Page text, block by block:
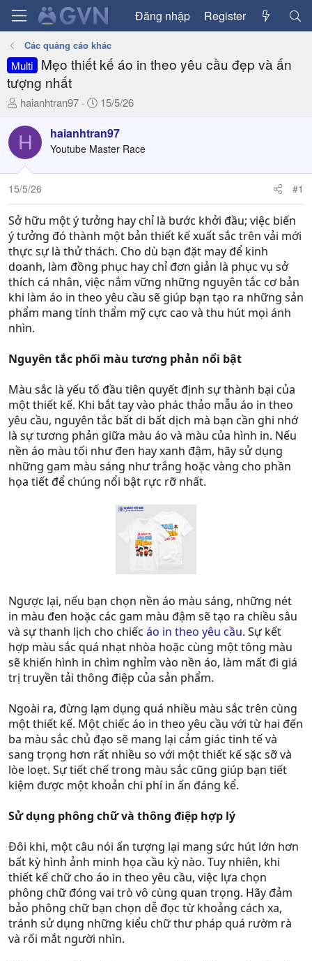
Đăng nhập Register
Các quảng cáo khác
Multi
Mẹo thiết kế áo in theo yêu cầu đẹp và ấn
tượng nhất
T
r
e
a
d
s
t
a
r
t
e
r
haianhtran97
N
à
y
ử
15/5/26
H haianhtran97
Youtube Master Race
15/5/26 #1
Sở hữu một ý tưởng hay chỉ là bước khởi đầu; việc biến
ý tưởng đó thành một bản thiết kế xuất sắc trên vải mới
thực sự là thử thách. Cho dù bạn đặt may để kinh
doanh, làm đồng phục hay chỉ đơn giản là phục vụ sở
thích cá nhân, việc nắm vững những nguyên tắc cơ bản
khi làm áo in theo yêu cầu sẽ giúp bạn tạo ra những sản
phẩm mang tính thẩm mỹ cực cao và thu hút mọi ánh
nhìn.
Nguyên tắc phối màu tương phản nổi bật
Màu sắc là yếu tố đầu tiên quyết định sự thành bại của
một thiết kế. Khi bắt tay vào phác thảo mẫu áo in theo
yêu cầu, nguyên tắc bất di bất dịch mà bạn cần ghi nhớ
là sự tương phản giữa màu áo và màu của hình in. Nếu
nền áo màu tối như đen hay xanh đậm, hãy sử dụng
những gam màu sáng như trắng hoặc vàng cho phần
họa tiết để chúng nổi bật rực rỡ nhất.
Ngược lại, nếu bạn chọn nền áo màu sáng, những nét
in màu đen hoặc các gam màu đậm sẽ tạo ra chiều sâu
và sự thanh lịch cho chiếc áo in theo yêu cầu. Sự kết
hợp màu sắc quá nhạt nhòa hoặc cùng một tông màu
sẽ khiến hình in chìm nghỉm vào nền áo, làm mất đi giá
trị truyền tải thông điệp của sản phẩm.
Ngoài ra, đừng lạm dụng quá nhiều màu sắc trên cùng
một thiết kế. Một chiếc áo in theo yêu cầu với từ hai đến
ba màu sắc chủ đạo sẽ mang lại cảm giác tinh tế và
sang trọng hơn rất nhiều so với một thiết kế sặc sỡ và
lòe loẹt. Sự tiết chế trong màu sắc cũng giúp bạn tiết
kiệm được một khoản chi phí in ấn đáng kể.
Sử dụng phông chữ và thông điệp hợp lý
Đôi khi, một câu nói ấn tượng lại mang sức hút lớn hơn
bất kỳ hình ảnh minh họa cầu kỳ nào. Tuy nhiên, khi
thiết kế chữ cho áo in theo yêu cầu, việc lựa chọn
phông chữ đóng vai trò vô cùng quan trọng. Hãy đảm
bảo phông chữ bạn chọn dễ đọc từ khoảng cách xa,
tránh sử dụng những kiểu chữ thư pháp quá rườm rà
và rối mắt người nhìn.